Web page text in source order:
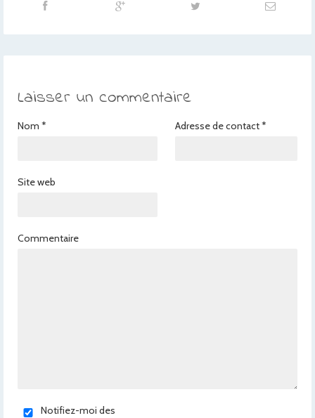
Laisser un commentaire
Nom * Adresse de contact*
Site web
Commentaire
Notifiez-moi des